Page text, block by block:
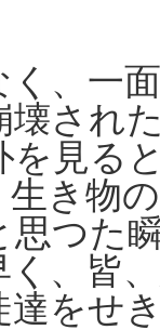
く、一
壊され
を見る
き物
思つた
く、皆
達をせ